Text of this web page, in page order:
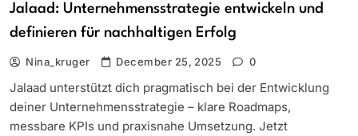
Jalaad: Unternehmensstrategie entwickeln und
definieren für nachhaltigen Erfolg
Nina_kruger December 25, 2025 0
Jalaad unterstützt dich pragmatisch bei der Entwicklung
deiner Unternehmensstrategie – klare Roadmaps,
messbare KPIs und praxisnahe Umsetzung. Jetzt